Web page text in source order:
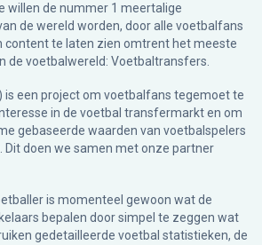
willen de nummer 1 meertalige
de wereld worden, door alle voetbalfans
content te laten zien omtrent het meeste
de voetbalwereld: Voetbaltransfers.
is een project om voetbalfans tegemoet te
in de voetbal transfermarkt en om
gebaseerde waarden van voetbalspelers
Dit doen we samen met onze partner
is momenteel gewoon wat de
bepalen door simpel te zeggen wat
gedetailleerde voetbal statistieken, de